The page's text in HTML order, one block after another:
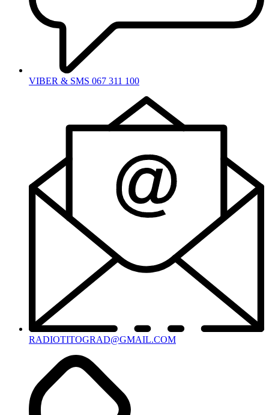
VIBER & SMS 067 311 100
RADIOTITOGRAD@GMAIL.COM